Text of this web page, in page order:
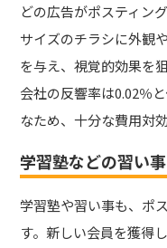
どの広告がポスティン
サイズのチラシに外観
を与え、視覚的効果を
会社の反響率は0.02％
なため、十分な費用対
学習塾などの習い事
学習塾や習い事も、ポ
す。新しい会員を獲得